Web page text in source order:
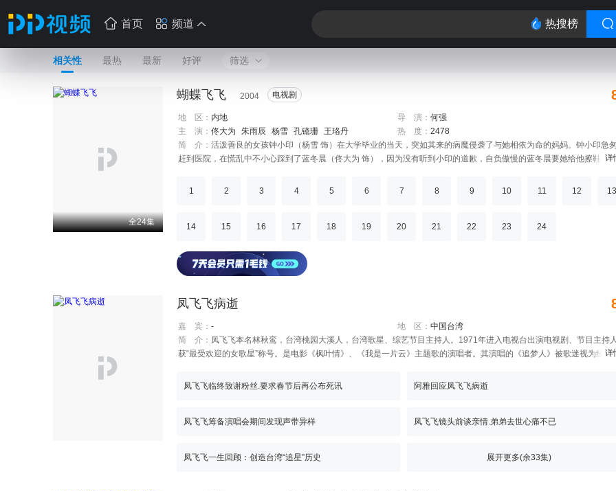
首页 频道 热搜榜
相关性 最热 最新 好评 筛选
全24集
蝴蝶飞飞 2004 电视剧
地 区： 内地 导 演： 何强
主 演： 佟大为 朱雨辰 杨雪 孔镱珊 王珞丹 热 度： 2478
简 介： 活泼善良的女孩钟小印（杨雪 饰）在大学毕业的当天，突如其来的病魔侵袭了与她相依为命的妈妈。钟小印急
赶到医院，在慌乱中不小心踩到了蓝冬晨（佟大为 饰），因为没有听到小印的道歉，自负傲慢的蓝冬晨要她给他擦鞋，
就是刚和他发生冲突的蓝冬晨。蓝父是这家医院的董事长，蓝冬晨是拥有数亿家产的富家子弟，虽然表面冷酷霸道，但
详
1 2 3 4 5 6 7 8 9 10 11 12 13
14 15 16 17 18 19 20 21 22 23 24
凤飞飞病逝
嘉 宾： - 地 区： 中国台湾
简 介： 凤飞飞本名林秋鸾，台湾桃园大溪人，台湾歌星、综艺节目主持人。1971年进入电视台出演电视剧、节目主持
获“最受欢迎的女歌星”称号。是电影《枫叶情》、《我是一片云》主题歌的演唱者。其演唱的《追梦人》被歌迷视为经典
详
凤飞飞临终致谢粉丝.要求春节后再公布死讯 阿雅回应凤飞飞病逝
凤飞飞筹备演唱会期间发现声带异样 凤飞飞镜头前谈亲情.弟弟去世心痛不已
凤飞飞一生回顾：创造台湾“追星”历史 展开更多(余33集)